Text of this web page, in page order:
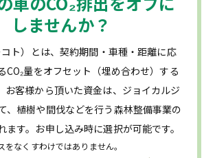
しませんか？
ト）とは、契約期間・車種・距離に応
CO₂量をオフセット（埋め合わせ）する
お客様から頂いた資金は、ジョイカルジ
、植樹や間伐などを行う森林整備事業の
ます。お申し込み時に選択が可能です。
なくすわけではありません。